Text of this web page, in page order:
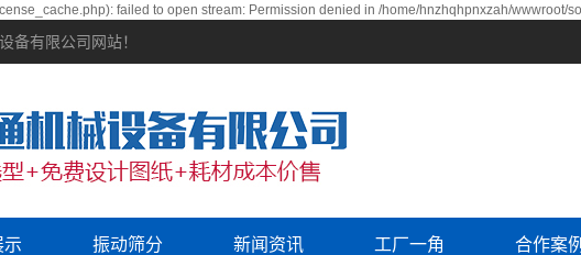
failed to open stream: Permission denied in /home/hnzhqhpnxzah/wwwroot/
备有限公司网站！
示 振动筛分 新闻资讯 工厂一角 合作案例